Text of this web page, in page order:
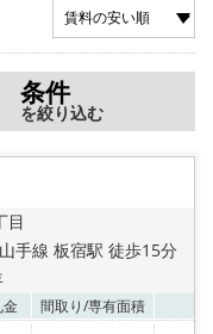
条件
を絞り込む
目
手線 板宿駅 徒歩15分
間取り/専有面積